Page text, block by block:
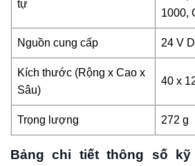
tự
1000,
Nguồn cung cấp 24 V
Kích thước (Rộng x Cao x
Sâu)
40 x
Trọng lượng 272 g
Bảng chi tiết thông số kỹ